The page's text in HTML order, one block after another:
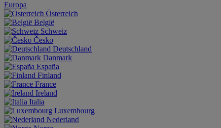
Europa
Österreich
België
Schweiz
Česko
Deutschland
Danmark
España
Finland
France
Ireland
Italia
Luxembourg
Nederland